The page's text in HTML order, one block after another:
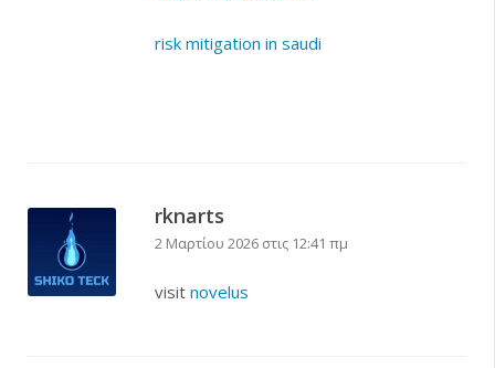
risk mitigation in saudi
rknarts
2 Μαρτίου 2026 στις 12:41 πμ
visit novelus